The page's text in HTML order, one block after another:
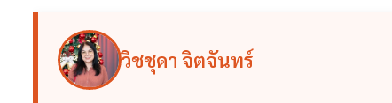
วิชชุดา จิตจันทร์